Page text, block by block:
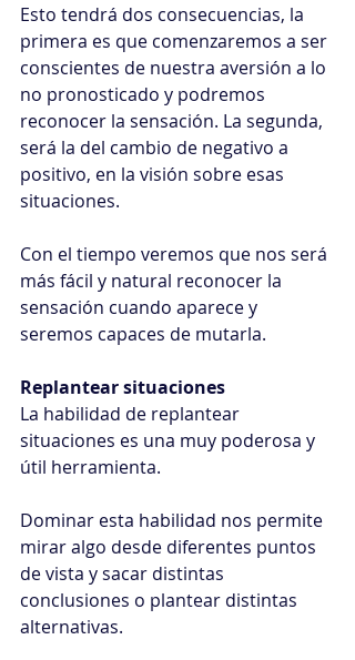
Esto tendrá dos consecuencias, la
primera es que comenzaremos a ser
conscientes de nuestra aversión a lo
no pronosticado y podremos
reconocer la sensación. La segunda,
será la del cambio de negativo a
positivo, en la visión sobre esas
situaciones.
Con el tiempo veremos que nos será
más fácil y natural reconocer la
sensación cuando aparece y
seremos capaces de mutarla.
Replantear situaciones
La habilidad de replantear
situaciones es una muy poderosa y
útil herramienta.
Dominar esta habilidad nos permite
mirar algo desde diferentes puntos
de vista y sacar distintas
conclusiones o plantear distintas
alternativas.